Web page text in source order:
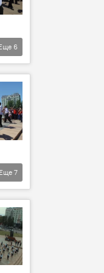
6
Еще 7